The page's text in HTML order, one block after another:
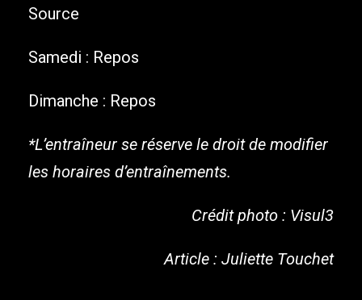
Source
Samedi : Repos
Dimanche : Repos
*L’entraîneur se réserve le droit de modifier
les horaires d’entraînements.
Crédit photo : Visul3
Article : Juliette Touchet